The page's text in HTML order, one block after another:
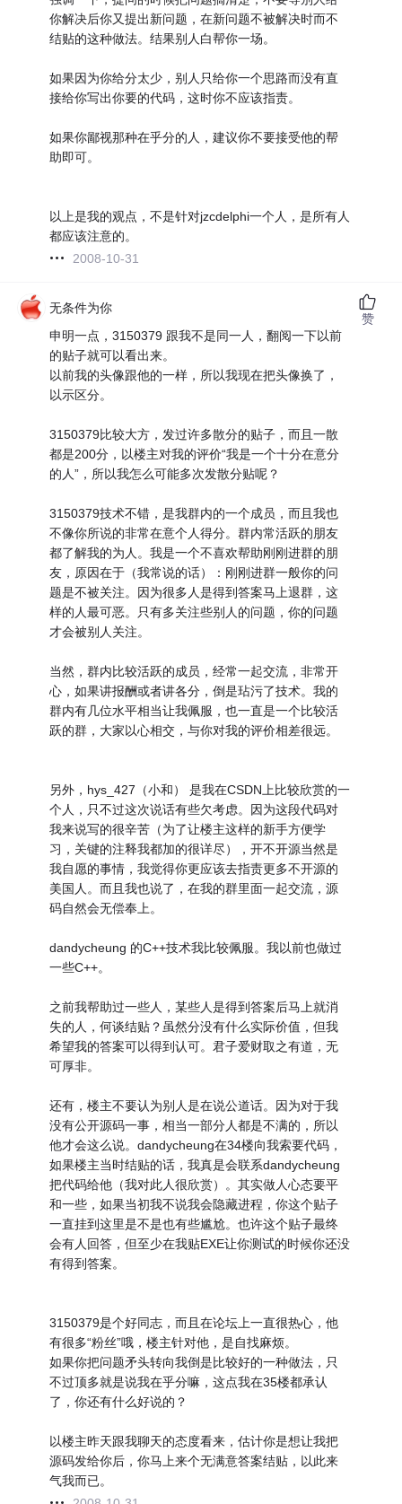
你解决后你又提出新问题，在新问题不被解决时而不
结贴的这种做法。结果别人白帮你一场。
如果因为你给分太少，别人只给你一个思路而没有直
接给你写出你要的代码，这时你不应该指责。
如果你鄙视那种在乎分的人，建议你不要接受他的帮
助即可。
以上是我的观点，不是针对jzcdelphi一个人，是所有人
都应该注意的。
2008-10-31
无条件为你
申明一点，3150379 跟我不是同一人，翻阅一下以前
的贴子就可以看出来。
以前我的头像跟他的一样，所以我现在把头像换了，
以示区分。
3150379比较大方，发过许多散分的贴子，而且一散
都是200分，以楼主对我的评价“我是一个十分在意分
的人”，所以我怎么可能多次发散分贴呢？
3150379技术不错，是我群内的一个成员，而且我也
不像你所说的非常在意个人得分。群内常活跃的朋友
都了解我的为人。我是一个不喜欢帮助刚刚进群的朋
友，原因在于（我常说的话）：刚刚进群一般你的问
题是不被关注。因为很多人是得到答案马上退群，这
样的人最可恶。只有多关注些别人的问题，你的问题
才会被别人关注。
当然，群内比较活跃的成员，经常一起交流，非常开
心，如果讲报酬或者讲各分，倒是玷污了技术。我的
群内有几位水平相当让我佩服，也一直是一个比较活
跃的群，大家以心相交，与你对我的评价相差很远。
另外，hys_427（小和） 是我在CSDN上比较欣赏的一
个人，只不过这次说话有些欠考虑。因为这段代码对
我来说写的很辛苦（为了让楼主这样的新手方便学
习，关键的注释我都加的很详尽），开不开源当然是
我自愿的事情，我觉得你更应该去指责更多不开源的
美国人。而且我也说了，在我的群里面一起交流，源
码自然会无偿奉上。
dandycheung 的C++技术我比较佩服。我以前也做过
一些C++。
之前我帮助过一些人，某些人是得到答案后马上就消
失的人，何谈结贴？虽然分没有什么实际价值，但我
希望我的答案可以得到认可。君子爱财取之有道，无
可厚非。
还有，楼主不要认为别人是在说公道话。因为对于我
没有公开源码一事，相当一部分人都是不满的，所以
他才会这么说。dandycheung在34楼向我索要代码，
如果楼主当时结贴的话，我真是会联系dandycheung
把代码给他（我对此人很欣赏）。其实做人心态要平
和一些，如果当初我不说我会隐藏进程，你这个贴子
一直挂到这里是不是也有些尴尬。也许这个贴子最终
会有人回答，但至少在我贴EXE让你测试的时候你还没
有得到答案。
3150379是个好同志，而且在论坛上一直很热心，他
有很多“粉丝”哦，楼主针对他，是自找麻烦。
如果你把问题矛头转向我倒是比较好的一种做法，只
不过顶多就是说我在乎分嘛，这点我在35楼都承认
了，你还有什么好说的？
以楼主昨天跟我聊天的态度看来，估计你是想让我把
源码发给你后，你马上来个无满意答案结贴，以此来
气我而已。
赞